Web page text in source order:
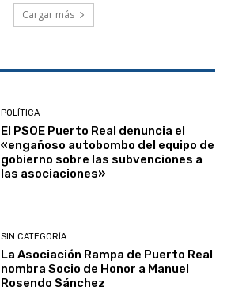
Cargar más
POLÍTICA
El PSOE Puerto Real denuncia el
«engañoso autobombo del equipo de
gobierno sobre las subvenciones a
las asociaciones»
SIN CATEGORÍA
La Asociación Rampa de Puerto Real
nombra Socio de Honor a Manuel
Rosendo Sánchez